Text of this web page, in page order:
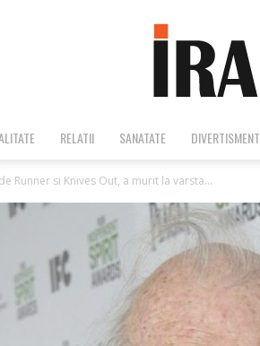
RELATII SANATATE DIVERTISMENT
Runner si Knives Out, a murit la varsta...